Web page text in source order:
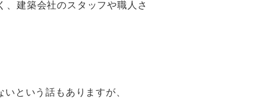
建築会社のスタッフや職人さ
という話もありますが、